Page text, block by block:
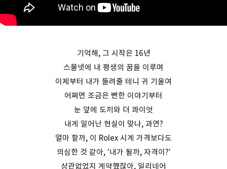
기억해, 그 시작은 16년
스물넷에 내 평생의 꿈을 이루며
이제부터 내가 들려줄 테니 귀 기울여
어쩌면 조금은 뻔한 이야기부터
눈 앞에 도끼와 더 콰이엇
내게 일어난 현실이 맞나, 과연?
얼마 할까, 이 Rolex 시계 가격보다도
의심한 것 같아, '내가 될까, 자격이?'
상관없었지 계약했잖아, 일리네어